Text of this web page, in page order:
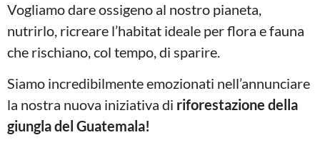
Vogliamo dare ossigeno al nostro pianeta,
nutrirlo, ricreare l’habitat ideale per flora e fauna
che rischiano, col tempo, di sparire.
Siamo incredibilmente emozionati nell’annunciare
la nostra nuova iniziativa di riforestazione della
giungla del Guatemala!